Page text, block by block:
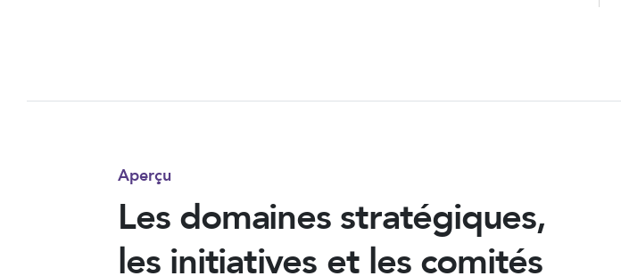
Aperçu
Les domaines stratégiques,
les initiatives et les comités